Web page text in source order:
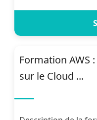
Formation AWS
sur le Cloud ...